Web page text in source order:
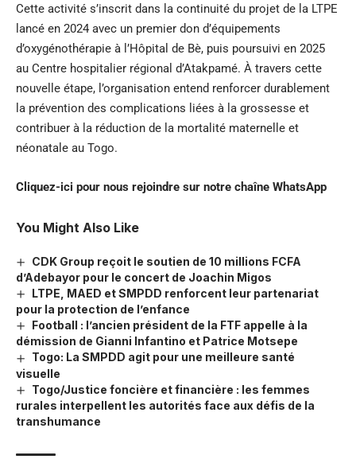
Cette activité s’inscrit dans la continuité du projet de la LTPE
lancé en 2024 avec un premier don d’équipements
d’oxygénothérapie à l’Hôpital de Bè, puis poursuivi en 2025
au Centre hospitalier régional d’Atakpamé. À travers cette
nouvelle étape, l’organisation entend renforcer durablement
la prévention des complications liées à la grossesse et
contribuer à la réduction de la mortalité maternelle et
néonatale au Togo.
Cliquez-ici pour nous rejoindre sur notre chaîne WhatsApp
You Might Also Like
CDK Group reçoit le soutien de 10 millions FCFA
d’Adebayor pour le concert de Joachin Migos
LTPE, MAED et SMPDD renforcent leur partenariat
pour la protection de l’enfance
Football : l’ancien président de la FTF appelle à la
démission de Gianni Infantino et Patrice Motsepe
Togo: La SMPDD agit pour une meilleure santé
visuelle
Togo/Justice foncière et financière : les femmes
rurales interpellent les autorités face aux défis de la
transhumance